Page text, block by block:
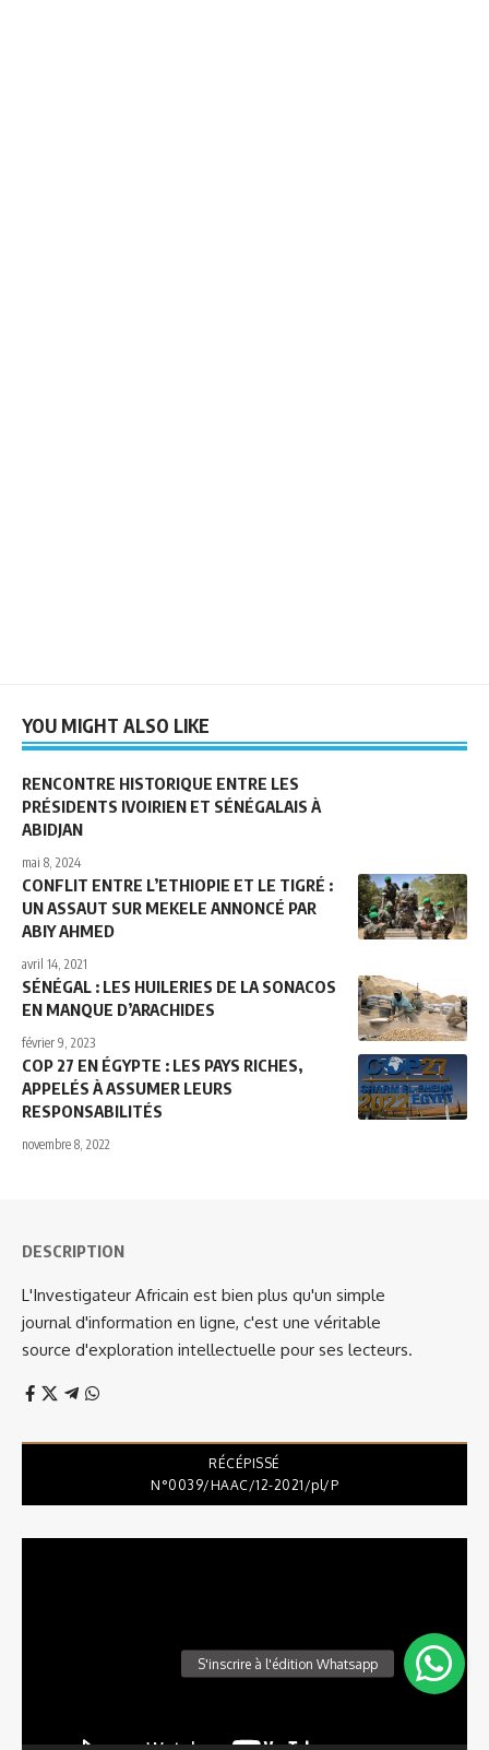
YOU MIGHT ALSO LIKE
RENCONTRE HISTORIQUE ENTRE LES
PRÉSIDENTS IVOIRIEN ET SÉNÉGALAIS À
ABIDJAN
mai 8, 2024
CONFLIT ENTRE L’ETHIOPIE ET LE TIGRÉ :
UN ASSAUT SUR MEKELE ANNONCÉ PAR
ABIY AHMED
avril 14, 2021
SÉNÉGAL : LES HUILERIES DE LA SONACOS
EN MANQUE D’ARACHIDES
février 9, 2023
COP 27 EN ÉGYPTE : LES PAYS RICHES,
APPELÉS À ASSUMER LEURS
RESPONSABILITÉS
novembre 8, 2022
DESCRIPTION
L'Investigateur Africain est bien plus qu'un simple
journal d'information en ligne, c'est une véritable
source d'exploration intellectuelle pour ses lecteurs.
RÉCÉPISSÉ
N°0039/HAAC/12-2021/pl/P